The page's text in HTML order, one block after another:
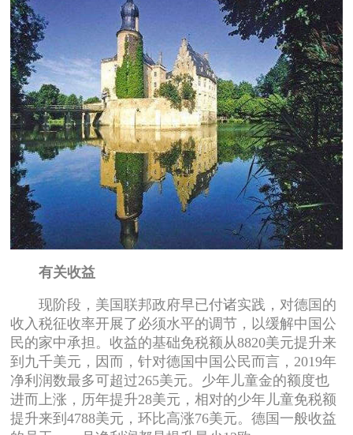
有关收益
现阶段，美国联邦政府早已付诸实践，对德国的
收入税征收率开展了必须水平的调节，以缓解中国公
民的家中承担。收益的基础免税额从8820美元提升来
到九千美元，因而，针对德国中国公民而言，2019年
净利润数最多可超过265美元。少年儿童金的额度也
进而上涨，历年提升28美元，相对的少年儿童免税额
提升来到4788美元，环比高涨76美元。德国一般收益